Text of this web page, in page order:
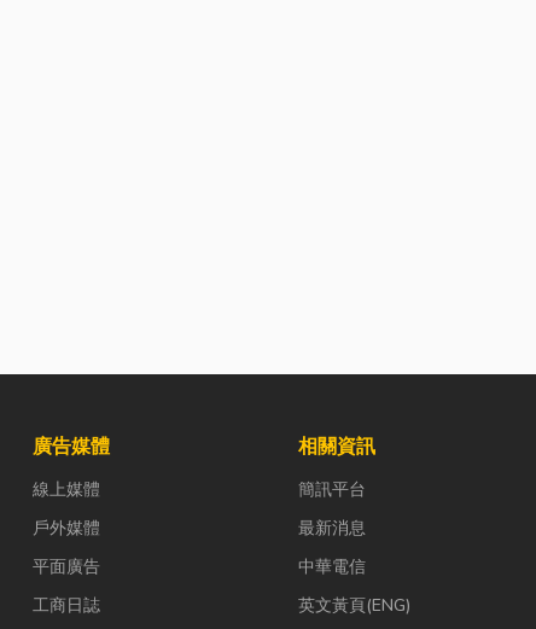
廣告媒體
線上媒體
戶外媒體
平面廣告
工商日誌
相關資訊
簡訊平台
最新消息
中華電信
英文黃頁(ENG)